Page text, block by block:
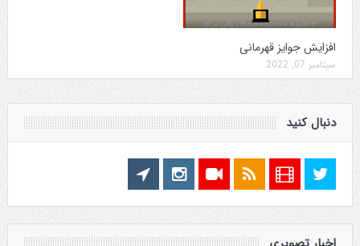
افزایش جوایز قهرمانی
سپتامبر 07, 2022
دنبال کنید